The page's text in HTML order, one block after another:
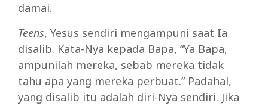
damai.
Teens, Yesus sendiri mengampuni saat Ia
disalib. Kata-Nya kepada Bapa, “Ya Bapa,
ampunilah mereka, sebab mereka tidak
tahu apa yang mereka perbuat.” Padahal,
yang disalib itu adalah diri-Nya sendiri. Jika